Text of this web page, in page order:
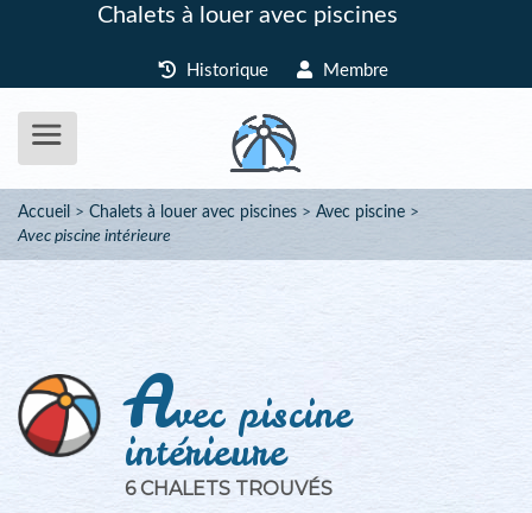
Chalets à louer avec piscines
Historique Membre
Accueil Chalets à louer avec piscines
Avec piscine
Avec piscine intérieure
Avec piscine
intérieure
6 CHALETS TROUVÉS